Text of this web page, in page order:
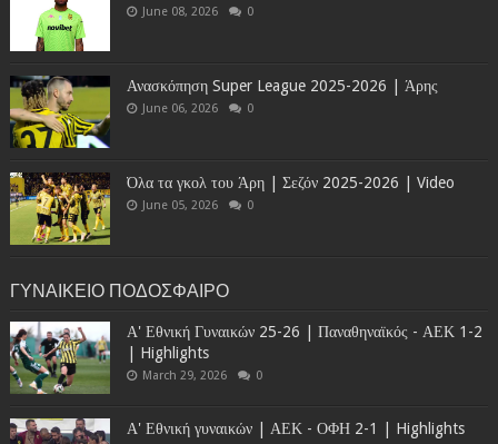
June 08, 2026 0
Ανασκόπηση Super League 2025-2026 | Άρης
June 06, 2026 0
Όλα τα γκολ του Άρη | Σεζόν 2025-2026 | Video
June 05, 2026 0
ΓΥΝΑΙΚΕΙΟ ΠΟΔΟΣΦΑΙΡΟ
Α' Εθνική Γυναικών 25-26 | Παναθηναϊκός - ΑΕΚ 1-2
| Highlights
March 29, 2026 0
Α' Εθνική γυναικών | ΑΕΚ - ΟΦΗ 2-1 | Highlights